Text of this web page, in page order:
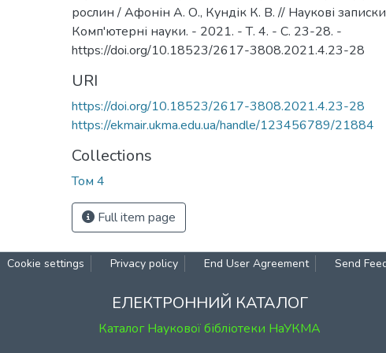
рослин / Афонін А. О., Кундік К. В. // Наукові
Комп'ютерні науки. - 2021. - Т. 4. - С. 23-28. -
https://doi.org/10.18523/2617-3808.2021.4.23-28
URI
https://doi.org/10.18523/2617-3808.2021.4.23-28
https://ekmair.ukma.edu.ua/handle/123456789/21884
Collections
Том 4
Full item page
Cookie settings Privacy policy End User Agreement Send
ЕЛЕКТРОННИЙ КАТАЛОГ
Каталог Наукової бібліотеки НаУКМА